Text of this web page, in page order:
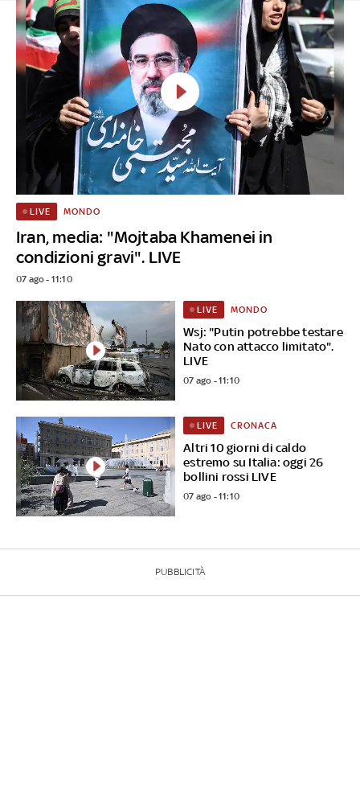
Iran, media: "Mojtaba Khamenei in
condizioni gravi". LIVE
LIVE MONDO
07 ago - 11:10
Wsj: "Putin potrebbe testare
Nato con attacco limitato".
LIVE
LIVE MONDO
07 ago - 11:10
Altri 10 giorni di caldo
estremo su Italia: oggi 26
bollini rossi LIVE
LIVE CRONACA
07 ago - 11:10
PUBBLICITÀ